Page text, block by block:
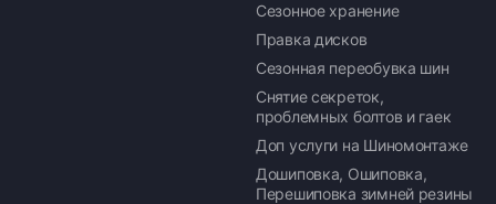
Сезонное хранение
Правка дисков
Сезонная переобувка шин
Снятие секреток,
проблемных болтов и гаек
Доп услуги на Шиномонтаже
Дошиповка, Ошиповка,
Перешиповка зимней резины